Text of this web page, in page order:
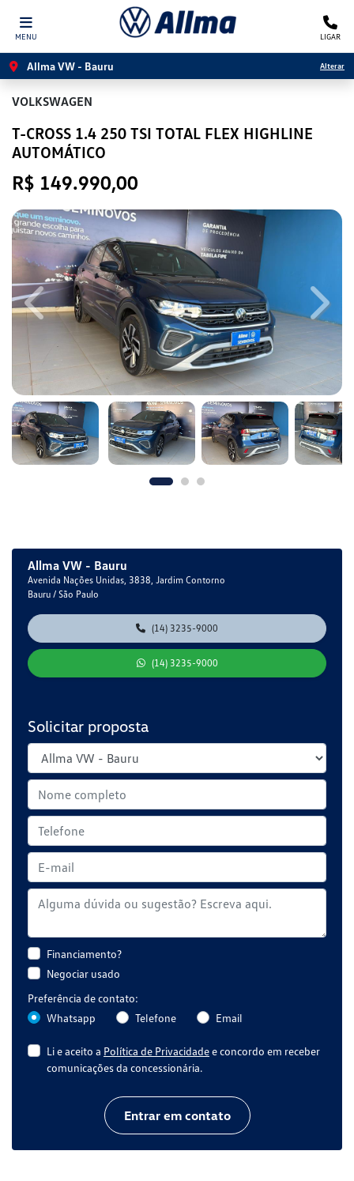
MENU LIGAR
Allma VW - Bauru Alterar
VOLKSWAGEN
T-CROSS 1.4 250 TSI TOTAL FLEX HIGHLINE
AUTOMÁTICO
R$ 149.990,00
Previous Next
Allma VW - Bauru
Avenida Nações Unidas, 3838, Jardim Contorno
Bauru / São Paulo
(14) 3235-9000
(14) 3235-9000
Solicitar proposta
Financiamento?
Negociar usado
Preferência de contato:
Whatsapp
Telefone Email
Li e aceito a Política de Privacidadee concordo em receber
comunicações da concessionária.
Entrar em contato